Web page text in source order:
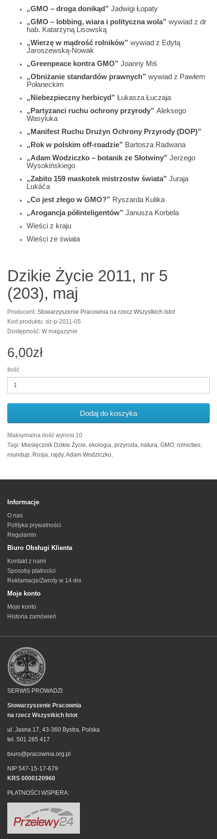
„GMO – droga donikąd” Jadwigi Łopaty
„GMO – lobbing, wiara i polityczna wola” wywiad z dr
hab. Katarzyną Lisowską
„Wierzę w mądrość rolników” wywiad z Edytą
Jaroszewską-Nowak
„Greenpeace kontra GMO” Joanny Miś
„Obniżanie standardów prawnych” wywiad z Pawłem
Połaneckim
„Niebezpieczny herbicyd” Łukasza Łuczaja
„Partyzanci ruchu ochrony przyrody” Aleksego
Wasyluka
„Manifest Ruchu Drużyn Ochrony Przyrody (DOP)”
„Rok w polskim off-roadzie” Bartosza Radwana
„Adam Wodziczko – botanik ze Słotwiny” Jerzego
Wysokińskiego
„Zabito 159 maskotek mistrzostw świata” Juraja
Lukáča
„Co jest złego w GMO?” Ryszarda Kulika
„Arogancja półinteligentów” Janusza Korbela
Wieści z kraju
Wieści ze świata
Dzikie Życie 2011, nr 5
(203), maj
Producent: Stowarzyszenie Pracownia na rzecz Wszystkich Istot
Kod produktu: dz-p-2011-05
Dostępność: W magazynie
6,00zł
Ilość
Dodaj do koszyka
Maksymalna ilość wynosi 10
Tagi: Miesięcznik Dzikie Życie, ekologia, przyroda, natura, GMO, rolnictwo,
roundup, Rosja, rajdy,Adam Wodziczko,
Informacje
O nas
Polityka prywatności
Regulamin
Biuro Obsługi Klienta
Kontakt z nami
Sposoby płatności
Reklamacje/Zwroty w 14 dni
Moje konto
Moje konto
Historia zamówień
SERWIS PROWADZI
Stowarzyszenie Pracownia
na rzecz Wszystkich Istot
ul. Jasna 17, 43-360 Bystra, Polska
tel. 501 285 417
biuro@pracownia.org.pl
NIP 547-15-17-679
KRS 0000120960
PŁATNOŚCI WSPIERA: